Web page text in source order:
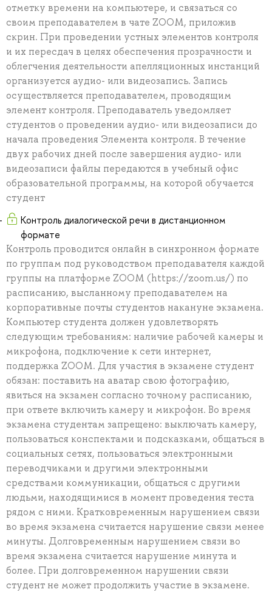
отметку времени на компьютере, и связаться со
своим преподавателем в чате ZOOM, приложив
скрин. При проведении устных элементов контроля
и их пересдач в целях обеспечения прозрачности и
облегчения деятельности апелляционных инстанций
организуется аудио- или видеозапись. Запись
осуществляется преподавателем, проводящим
элемент контроля. Преподаватель уведомляет
студентов о проведении аудио- или видеозаписи до
начала проведения Элемента контроля. В течение
двух рабочих дней после завершения аудио- или
видеозаписи файлы передаются в учебный офис
образовательной программы, на которой обучается
студент
Контроль диалогической речи в дистанционном
формате
Контроль проводится онлайн в синхронном формате
по группам под руководством преподавателя каждой
группы на платформе ZOOM (https://zoom.us/) по
расписанию, высланному преподавателем на
корпоративные почты студентов накануне экзамена.
Компьютер студента должен удовлетворять
следующим требованиям: наличие рабочей камеры и
микрофона, подключение к сети интернет,
поддержка ZOOM. Для участия в экзамене студент
обязан: поставить на аватар свою фотографию,
явиться на экзамен согласно точному расписанию,
при ответе включить камеру и микрофон. Во время
экзамена студентам запрещено: выключать камеру,
пользоваться конспектами и подсказками, общаться в
социальных сетях, пользоваться электронными
переводчиками и другими электронными
средствами коммуникации, общаться с другими
людьми, находящимися в момент проведения теста
рядом с ними. Кратковременным нарушением связи
во время экзамена считается нарушение связи менее
минуты. Долговременным нарушением связи во
время экзамена считается нарушение минута и
более. При долговременном нарушении связи
студент не может продолжить участие в экзамене.